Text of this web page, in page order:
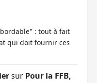
: tout à fait
qui doit fournir ces
sur Pour la FFB,